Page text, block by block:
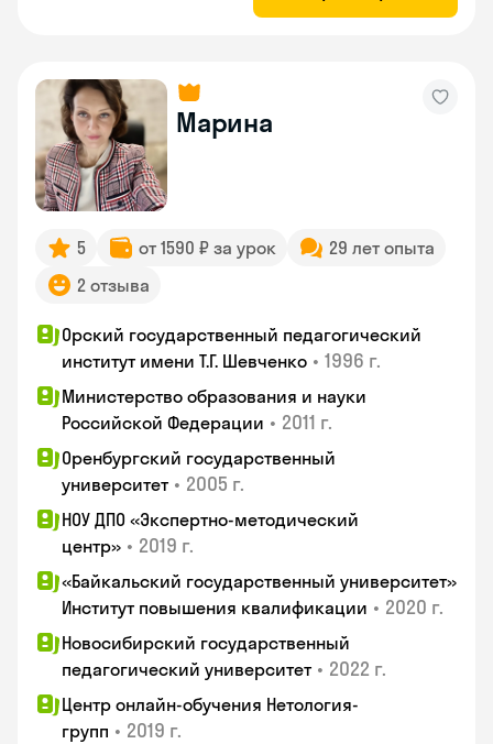
Марина
5 от 1590 ₽ за урок
29 лет опыта
2 отзыва
Орский государственный педагогический
институт имени Т.Г. Шевченко • 1996 г.
Министерство образования и науки
Российской Федерации • 2011 г.
Оренбургский государственный
университет • 2005 г.
НОУ ДПО «Экспертно-методический
центр» • 2019 г.
«Байкальский государственный университет»
Институт повышения квалификации • 2020 г.
Новосибирский государственный
педагогический университет • 2022 г.
Центр онлайн-обучения Нетология-
групп • 2019 г.